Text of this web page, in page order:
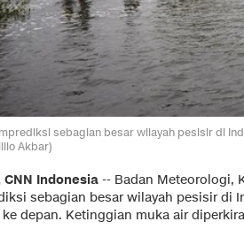
sebagian besar wilayah pesisir di
Akbar)
Indonesia -- Badan Meteorologi,
sebagian besar wilayah pesisir di
depan. Ketinggian muka air